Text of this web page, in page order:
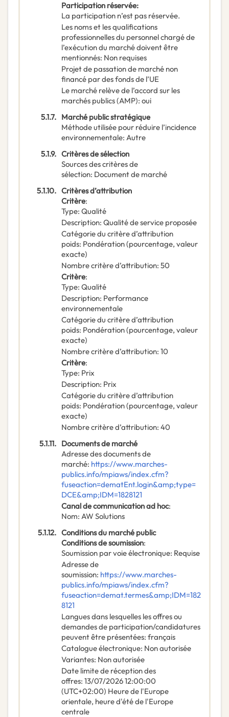
Participation réservée:
La participation n’est pas réservée.
Les noms et les qualifications
professionnelles du personnel chargé de
l’exécution du marché doivent être
mentionnés: Non requises
Projet de passation de marché non
financé par des fonds de l’UE
Le marché relève de l’accord sur les
marchés publics (AMP): oui
5.1.7. Marché public stratégique
Méthode utilisée pour réduire l’incidence
environnementale: Autre
5.1.9. Critères de sélection
Sources des critères de
sélection: Document de marché
5.1.10. Critères d’attribution
Critère:
Type: Qualité
Description: Qualité de service proposée
Catégorie du critère d’attribution
poids: Pondération (pourcentage, valeur
exacte)
Nombre critère d’attribution: 50
Critère:
Type: Qualité
Description: Performance
environnementale
Catégorie du critère d’attribution
poids: Pondération (pourcentage, valeur
exacte)
Nombre critère d’attribution: 10
Critère:
Type: Prix
Description: Prix
Catégorie du critère d’attribution
poids: Pondération (pourcentage, valeur
exacte)
Nombre critère d’attribution: 40
5.1.11. Documents de marché
Adresse des documents de
marché: https://www.marches-
publics.info/mpiaws/index.cfm?
fuseaction=dematEnt.login&amp;type=
DCE&amp;IDM=1828121
Canal de communication ad hoc:
Nom: AW Solutions
5.1.12. Conditions du marché public
Conditions de soumission:
Soumission par voie électronique: Requise
Adresse de
soumission: https://www.marches-
publics.info/mpiaws/index.cfm?
fuseaction=demat.termes&amp;IDM=182
8121
Langues dans lesquelles les offres ou
demandes de participation/candidatures
peuvent être présentées: français
Catalogue électronique: Non autorisée
Variantes: Non autorisée
Date limite de réception des
offres: 13/07/202612:00:00
(UTC+02:00) Heure de l'Europe
orientale, heure d'été de l'Europe
centrale